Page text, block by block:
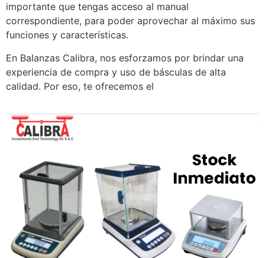
importante que tengas acceso al manual
correspondiente, para poder aprovechar al máximo sus
funciones y características.
En Balanzas Calibra, nos esforzamos por brindar una
experiencia de compra y uso de básculas de alta
calidad. Por eso, te ofrecemos el